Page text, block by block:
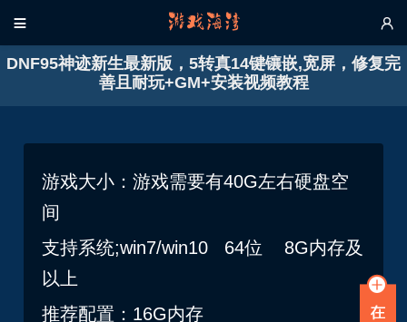
 
DNF95神迹新生最新版，5转真14键镶嵌,宽屏，修复完
善且耐玩+GM+安装视频教程
游戏大小：游戏需要有40G左右硬盘空
间
支持系统;win7/win10 64位 8G内存及
以上
推荐配置：16G内存